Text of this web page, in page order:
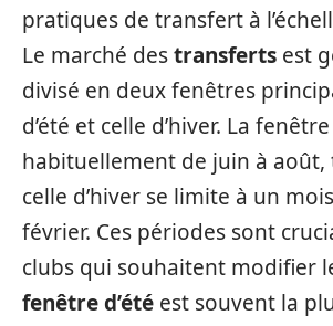
pratiques de transfert à
Le marché destransferts est
divisé en deux fenêtres
d’été et celle d’hiver. La fenêtre
habituellement de juin à août,
celle d’hiver se limite à un
février. Ces périodes sont
clubs qui souhaitent modifier
fenêtre d’été est souvent la